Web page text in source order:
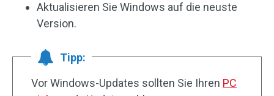
Aktualisieren Sie Windows auf die neuste
Version.
Tipp:
Vor Windows-Updates sollten Sie Ihren PC